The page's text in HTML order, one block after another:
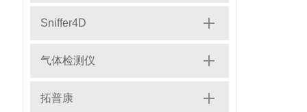
Sniffer4D
气体检测仪
拓普康